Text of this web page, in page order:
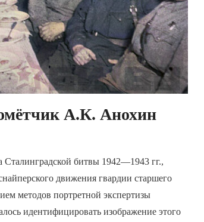
А.К. Анохин
Сталинградской битвы 1942—1943 гг.,
движения гвардии старшего
методов портретной экспертизы
идентифицировать изображение этого